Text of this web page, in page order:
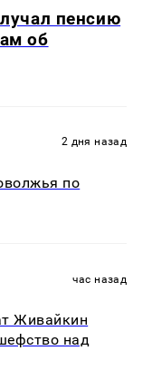
пенсию
об
2 дня назад
по
час назад
Живайкин
над